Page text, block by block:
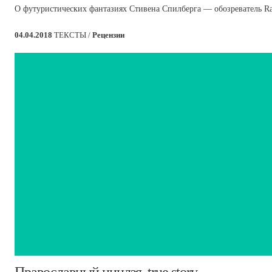
О футуристических фантазиях Стивена Спилберга — обозреватель
04.04.2018 ТЕКСТЫ / Рецензии